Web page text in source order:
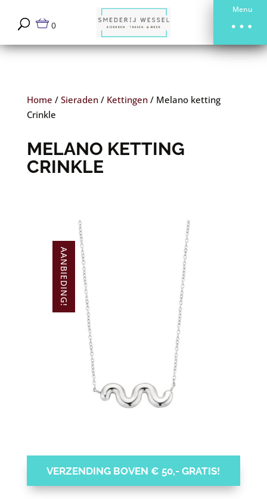
Menu
0
Home / Sieraden/ Kettingen/ Melano ketting
Crinkle
MELANO KETTING
CRINKLE
AANBIEDING!
VERZENDING BOVEN € 50,- GRATIS!